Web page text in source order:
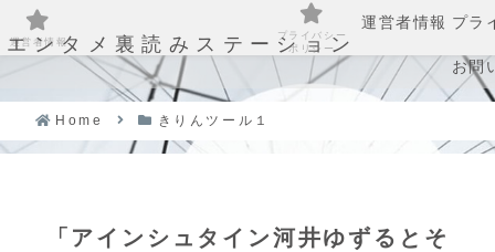
エンタメ裏読みステーション
運営者情報 プラ
お問
Home きりんツール１
「アインシュタイン河井ゆずるとそ
運営者情報
プライバシー
ポリシー